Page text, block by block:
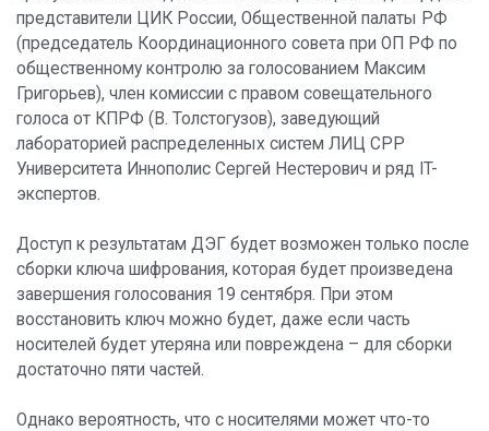
представители ЦИК России, Общественной палаты РФ
(председатель Координационного совета при ОП РФ по
общественному контролю за голосованием Максим
Григорьев), член комиссии с правом совещательного
голоса от КПРФ (В. Толстогузов), заведующий
лабораторией распределенных систем ЛИЦ СРР
Университета Иннополис Сергей Нестерович и ряд IT-
экспертов.
Доступ к результатам ДЭГ будет возможен только после
сборки ключа шифрования, которая будет произведена
завершения голосования 19 сентября. При этом
восстановить ключ можно будет, даже если часть
носителей будет утеряна или повреждена – для сборки
достаточно пяти частей.
Однако вероятность, что с носителями может что-то